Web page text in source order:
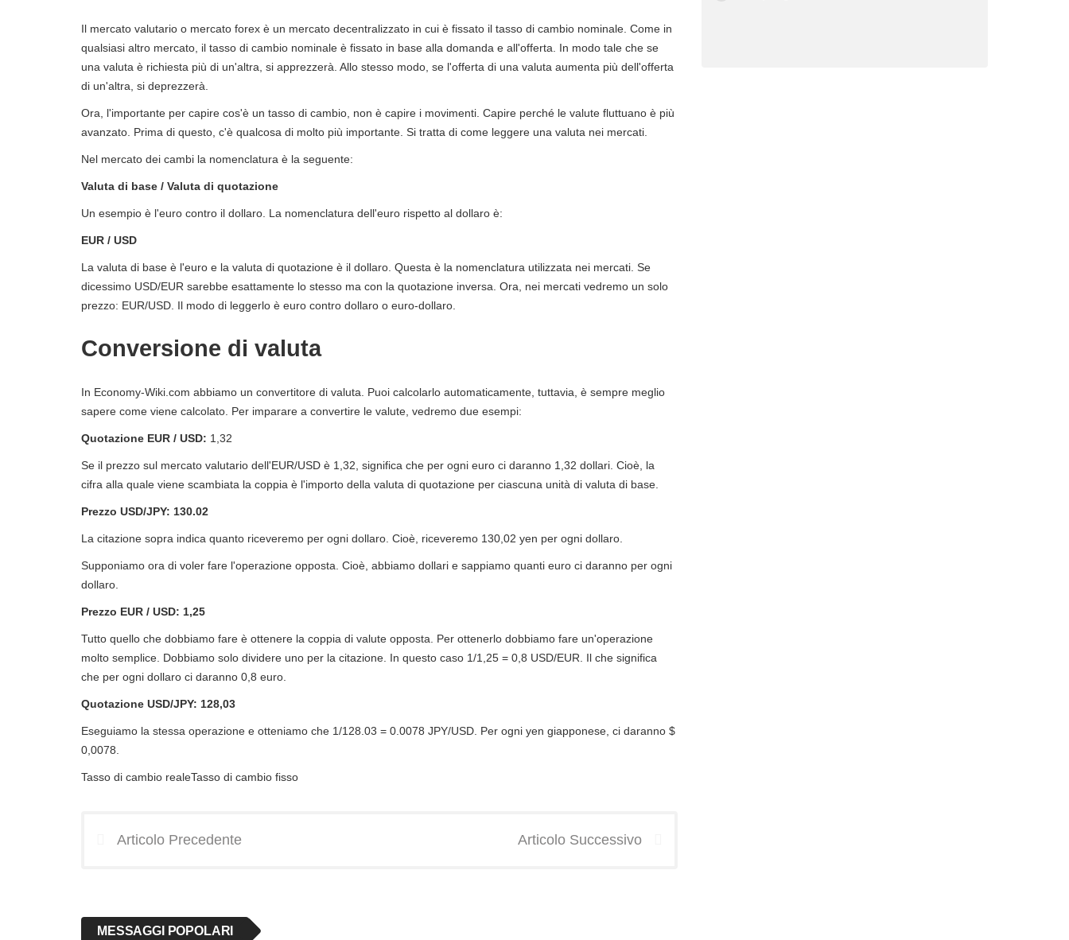
Il mercato valutario o mercato forex è un mercato decentralizzato in cui è fissato il tasso di cambio nominale. Come in
qualsiasi altro mercato, il tasso di cambio nominale è fissato in base alla domanda e all'offerta. In modo tale che se
una valuta è richiesta più di un'altra, si apprezzerà. Allo stesso modo, se l'offerta di una valuta aumenta più dell'offerta
di un'altra, si deprezzerà.
Ora, l'importante per capire cos'è un tasso di cambio, non è capire i movimenti. Capire perché le valute fluttuano è più
avanzato. Prima di questo, c'è qualcosa di molto più importante. Si tratta di come leggere una valuta nei mercati.
Nel mercato dei cambi la nomenclatura è la seguente:
Valuta di base / Valuta di quotazione
Un esempio è l'euro contro il dollaro. La nomenclatura dell'euro rispetto al dollaro è:
EUR / USD
La valuta di base è l'euro e la valuta di quotazione è il dollaro. Questa è la nomenclatura utilizzata nei mercati. Se
dicessimo USD/EUR sarebbe esattamente lo stesso ma con la quotazione inversa. Ora, nei mercati vedremo un solo
prezzo: EUR/USD. Il modo di leggerlo è euro contro dollaro o euro-dollaro.
Conversione di valuta
In Economy-Wiki.com abbiamo un convertitore di valuta. Puoi calcolarlo automaticamente, tuttavia, è sempre meglio
sapere come viene calcolato. Per imparare a convertire le valute, vedremo due esempi:
Quotazione EUR / USD: 1,32
Se il prezzo sul mercato valutario dell'EUR/USD è 1,32, significa che per ogni euro ci daranno 1,32 dollari. Cioè, la
cifra alla quale viene scambiata la coppia è l'importo della valuta di quotazione per ciascuna unità di valuta di base.
Prezzo USD/JPY: 130.02
La citazione sopra indica quanto riceveremo per ogni dollaro. Cioè, riceveremo 130,02 yen per ogni dollaro.
Supponiamo ora di voler fare l'operazione opposta. Cioè, abbiamo dollari e sappiamo quanti euro ci daranno per ogni
dollaro.
Prezzo EUR / USD: 1,25
Tutto quello che dobbiamo fare è ottenere la coppia di valute opposta. Per ottenerlo dobbiamo fare un'operazione
molto semplice. Dobbiamo solo dividere uno per la citazione. In questo caso 1/1,25 = 0,8 USD/EUR. Il che significa
che per ogni dollaro ci daranno 0,8 euro.
Quotazione USD/JPY: 128,03
Eseguiamo la stessa operazione e otteniamo che 1/128.03 = 0.0078 JPY/USD. Per ogni yen giapponese, ci daranno $
0,0078.
Tasso di cambio realeTasso di cambio fisso
Articolo Precedente Articolo Successivo
MESSAGGI POPOLARI